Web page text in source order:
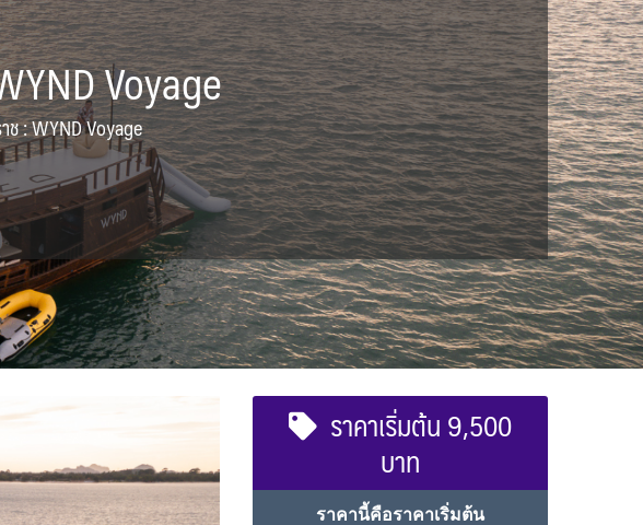
Voyage
ช : WYND Voyage
ราคาเริ่มต้น 9,500
บาท
ราคานี้คือราคาเริ่มต้น